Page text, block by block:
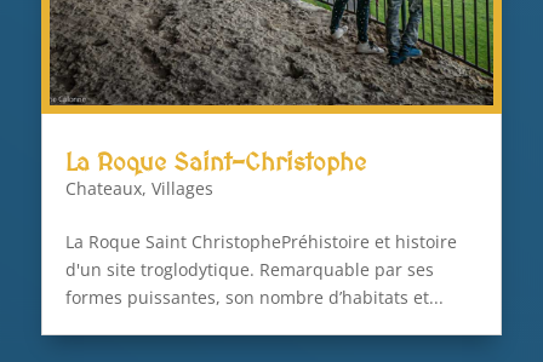
La Roque Saint-Christophe
Chateaux, Villages
La Roque Saint ChristophePréhistoire et histoire
d'un site troglodytique. Remarquable par ses
formes puissantes, son nombre d’habitats et...